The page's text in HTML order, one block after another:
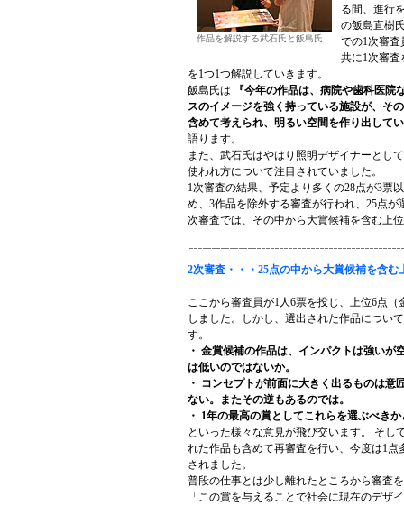
作品を解説する武石氏と飯島氏
る間、進行
の飯島直樹
での1次審査
共に1次審査
を1つ1つ解説していきます。
飯島氏は
『今年の作品は、病院や歯科医院
スのイメージを強く持っている施設が、そ
含めて考えられ、明るい空間を作り出して
語ります。
また、武石氏はやはり照明デザイナーとし
使われ方について注目されていました。
1次審査の結果、予定より多くの28点が3票
め、3作品を除外する審査が行われ、25点が
次審査では、その中から大賞候補を含む上
2次審査・・・25点の中から大賞候補を含む
ここから審査員が1人6票を投じ、上位6点（
しました。しかし、選出された作品につい
す。
・ 金賞候補の作品は、インパクトは強いが
は低いのではないか。
・ コンセプトが前面に大きく出るものは意
ない。またその逆もあるのでは。
・ 1年の最高の賞としてこれらを選ぶべき
といった様々な意見が飛び交います。 そし
れた作品も含めて再審査を行い、今度は1点
されました。
普段の仕事とは少し離れたところから審査
「この賞を与えることで社会に現在のデザ